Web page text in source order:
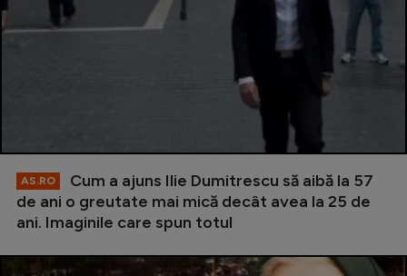
AS.RO
Cum a ajuns Ilie Dumitrescu să aibă la 57
de ani o greutate mai mică decât avea la 25 de
ani. Imaginile care spun totul